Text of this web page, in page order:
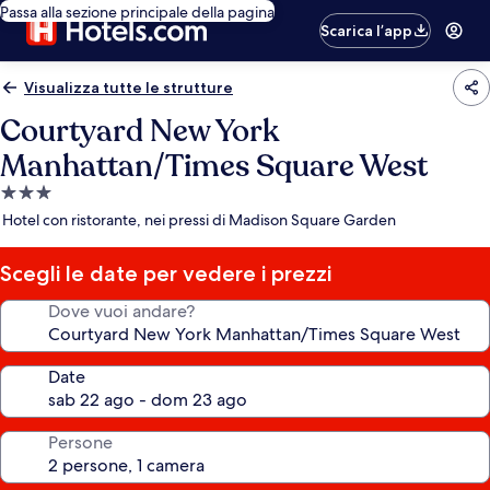
Passa alla sezione principale della pagina
Scarica l’app
Visualizza tutte le strutture
Courtyard New York
Manhattan/Times Square West
Struttura
a
stelle
Hotel con ristorante, nei pressi di Madison Square Garden
Scegli le date per vedere i prezzi
Dove vuoi andare?
Date
Persone